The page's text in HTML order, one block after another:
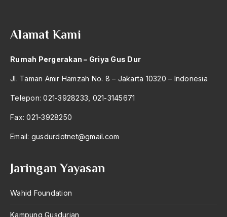
2002
2000
1999
1998
1997
1995
1994
raja jawa
Raja Kertanegara
Raja Tradisional
rakyat
Rakyat Kecil
Rakyat terlatih
Rapat Kerja Regional Timur Tengah
ras
Rasa Kebersamaan
Alamat Kami
Rumah Pergerakan – Griya Gus Dur
Jl. Taman Amir Hamzah No. 8 – Jakarta 10320 – Indonesia
Telepon: 021-3928233, 021-3145671
Fax: 021-3928250
Email: gusdurdotnet@gmail.com
Jaringan Yayasan
Wahid Foundation
Kampung Gusdurian